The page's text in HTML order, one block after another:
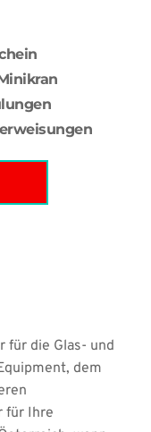
für die Glas- und
dem
für Ihre